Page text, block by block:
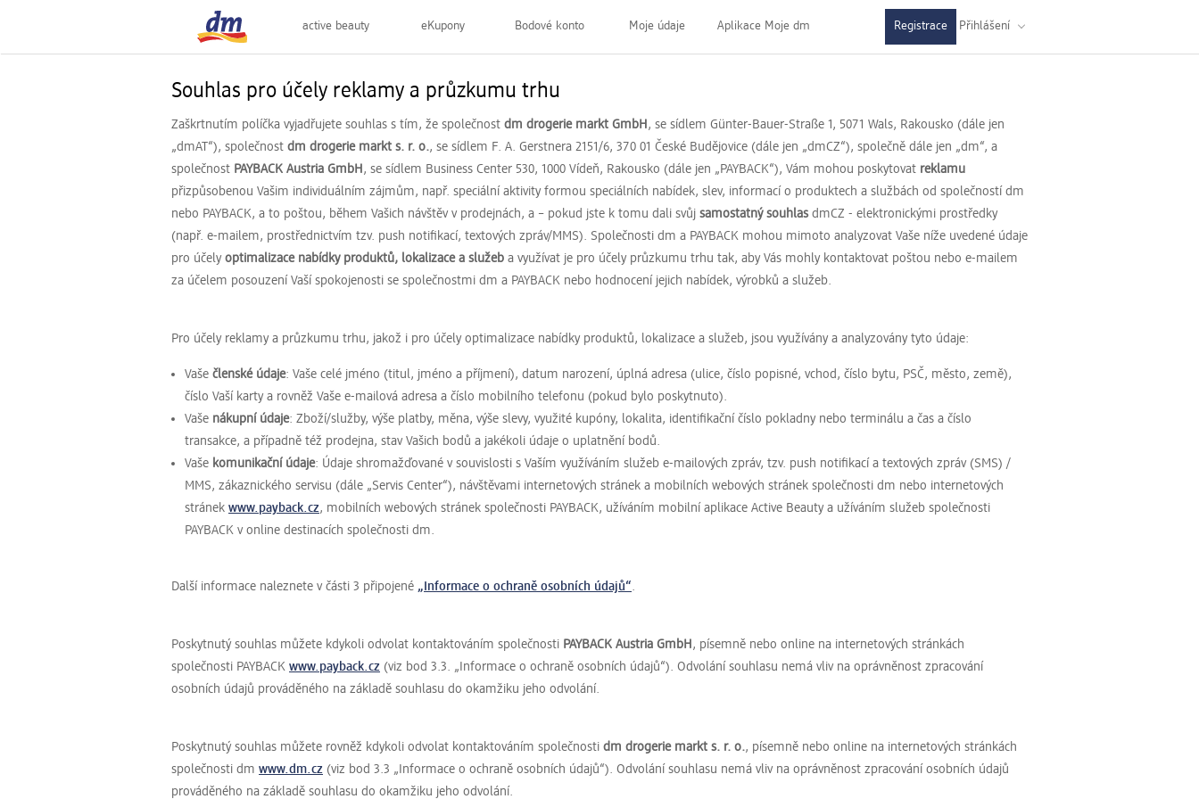
active beauty eKupony Bodové konto Moje údaje Aplikace Moje dm Registrace Přihlášení
Souhlas pro účely reklamy a průzkumu trhu
Zaškrtnutím políčka vyjadřujete souhlas s tím, že společnost dm drogerie markt GmbH , se sídlem Günter-Bauer-Straße 1, 5071 Wals, Rakousko (dále jen
„dmAT“), společnost dm drogerie markt s. r. o., se sídlem F. A. Gerstnera 2151/6, 370 01 České Budějovice (dále jen „dmCZ“), společně dále jen „dm“, a
společnost PAYBACK Austria GmbH , se sídlem Business Center 530, 1000 Vídeň, Rakousko (dále jen „PAYBACK“), Vám mohou poskytovat reklamu
přizpůsobenou Vašim individuálním zájmům, např. speciální aktivity formou speciálních nabídek, slev, informací o produktech a službách od společností dm
nebo PAYBACK, a to poštou, během Vašich návštěv v prodejnách, a – pokud jste k tomu dali svůj samostatný souhlasdmCZ - elektronickými prostředky
(např. e-mailem, prostřednictvím tzv. push notifikací, textových zpráv/MMS). Společnosti dm a PAYBACK mohou mimoto analyzovat Vaše níže uvedené údaje
pro účely optimalizace nabídky produktů, lokalizace a služeb a využívat je pro účely průzkumu trhu tak, aby Vás mohly kontaktovat poštou nebo e-mailem
za účelem posouzení Vaší spokojenosti se společnostmi dm a PAYBACK nebo hodnocení jejich nabídek, výrobků a služeb.
Pro účely reklamy a průzkumu trhu, jakož i pro účely optimalizace nabídky produktů, lokalizace a služeb, jsou využívány a analyzovány tyto údaje:
Vaše členské údaje: Vaše celé jméno (titul, jméno a příjmení), datum narození, úplná adresa (ulice, číslo popisné, vchod, číslo bytu, PSČ, město, země),
číslo Vaší karty a rovněž Vaše e-mailová adresa a číslo mobilního telefonu (pokud bylo poskytnuto).
Vaše nákupní údaje: Zboží/služby, výše platby, měna, výše slevy, využité kupóny, lokalita, identifikační číslo pokladny nebo terminálu a čas a číslo
transakce, a případně též prodejna, stav Vašich bodů a jakékoli údaje o uplatnění bodů.
Vaše komunikační údaje: Údaje shromažďované v souvislosti s Vaším využíváním služeb e-mailových zpráv, tzv. push notifikací a textových zpráv (SMS) /
MMS, zákaznického servisu (dále „Servis Center“), návštěvami internetových stránek a mobilních webových stránek společnosti dm nebo internetových
stránek www.payback.cz, mobilních webových stránek společnosti PAYBACK, užíváním mobilní aplikace Active Beauty a užíváním služeb společnosti
PAYBACK v online destinacích společnosti dm.
Další informace naleznete v části 3 připojené „Informace o ochraně osobních údajů“
Poskytnutý souhlas můžete kdykoli odvolat kontaktováním společnosti PAYBACK Austria GmbH, písemně nebo online na internetových stránkách
společnosti PAYBACK www.payback.cz (viz bod 3.3. „Informace o ochraně osobních údajů“). Odvolání souhlasu nemá vliv na oprávněnost zpracování
osobních údajů prováděného na základě souhlasu do okamžiku jeho odvolání.
Poskytnutý souhlas můžete rovněž kdykoli odvolat kontaktováním společnosti dm drogerie markt s. r. o., písemně nebo online na internetových stránkách
společnosti dm www.dm.cz (viz bod 3.3 „Informace o ochraně osobních údajů“). Odvolání souhlasu nemá vliv na oprávněnost zpracování osobních údajů
prováděného na základě souhlasu do okamžiku jeho odvolání.